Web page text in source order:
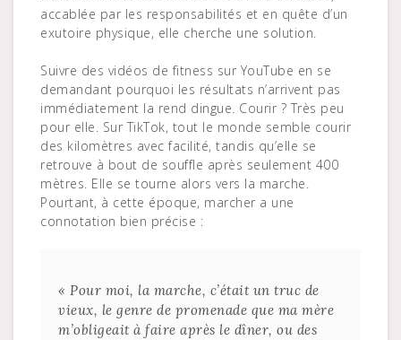
accablée par les responsabilités et en quête d’un
exutoire physique, elle cherche une solution.
Suivre des vidéos de fitness sur YouTube en se
demandant pourquoi les résultats n’arrivent pas
immédiatement la rend dingue. Courir ? Très peu
pour elle. Sur TikTok, tout le monde semble courir
des kilomètres avec facilité, tandis qu’elle se
retrouve à bout de souffle après seulement 400
mètres. Elle se tourne alors vers la marche.
Pourtant, à cette époque, marcher a une
connotation bien précise :
« Pour moi, la marche, c’était un truc de
vieux, le genre de promenade que ma mère
m’obligeait à faire après le dîner, ou des